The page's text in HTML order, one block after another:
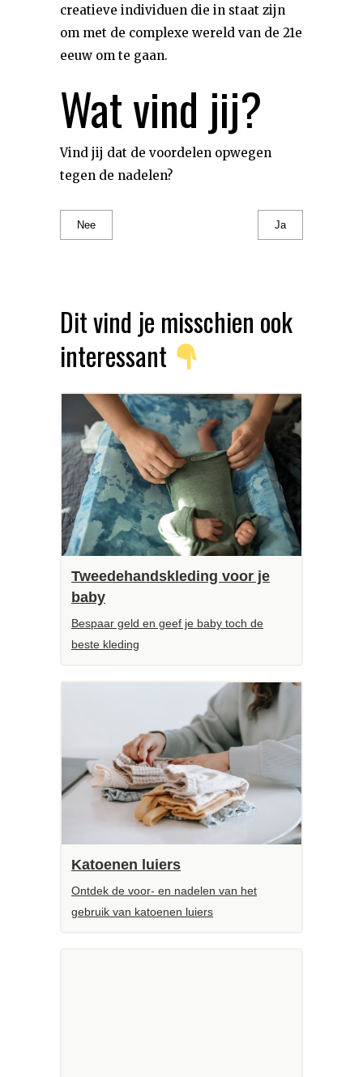
creatieve individuen die in staat zijn
om met de complexe wereld van de 21e
eeuw om te gaan.
Wat vind jij?
Vind jij dat de voordelen opwegen
tegen de nadelen?
Nee Ja
Dit vind je misschien ook
interessant
Tweedehandskleding voor je
baby
Bespaar geld en geef je baby toch de
beste kleding
Katoenen luiers
Ontdek de voor- en nadelen van het
gebruik van katoenen luiers